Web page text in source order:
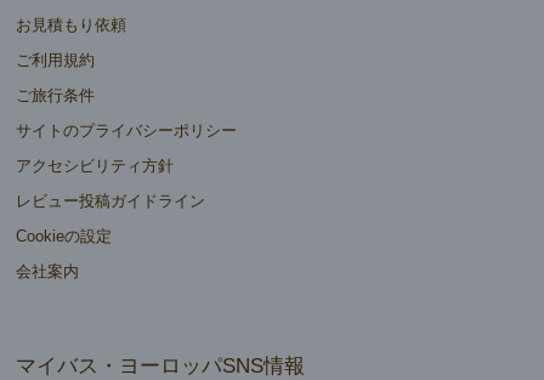
お見積もり依頼
ご利用規約
ご旅行条件
サイトのプライバシーポリシー
アクセシビリティ方針
レビュー投稿ガイドライン
Cookieの設定
会社案内
マイバス・ヨーロッパSNS情報